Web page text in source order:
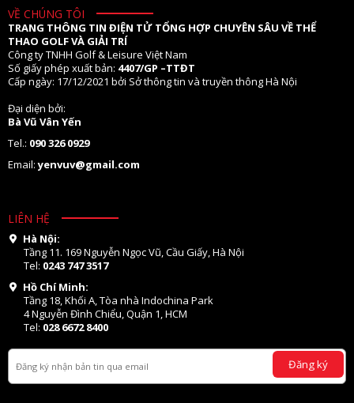
VỀ CHÚNG TÔI
TRANG THÔNG TIN ĐIỆN TỬ TỔNG HỢP CHUYÊN SÂU VỀ THỂ
THAO GOLF VÀ GIẢI TRÍ
Công ty TNHH Golf & Leisure Việt Nam
Số giấy phép xuất bản: 4407/GP –TTĐT
Cấp ngày: 17/12/2021 bởi Sở thông tin và truyền thông Hà Nội
Đại diện bởi:
Bà Vũ Vân Yến
Tel.: 090 326 0929
Email:yenvuv@gmail.com
LIÊN HỆ
Hà Nội:
Tầng 11. 169 Nguyễn Ngọc Vũ, Cầu Giấy, Hà Nội
Tel: 0243 747 3517
Hồ Chí Minh:
Tầng 18, Khối A, Tòa nhà Indochina Park
4 Nguyễn Đình Chiểu, Quận 1, HCM
Tel: 028 6672 8400
Đăng ký